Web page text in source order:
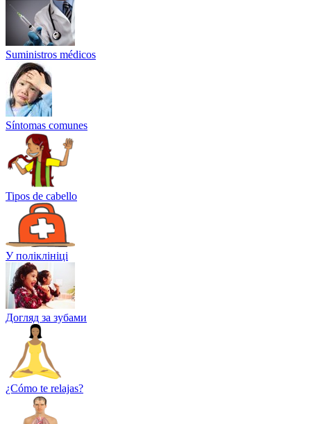
Suministros médicos
Síntomas comunes
Tipos de cabello
У поліклініці
Догляд за зубами
¿Cómo te relajas?